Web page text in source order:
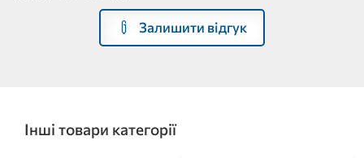
Залишити відгук
Інші товари категорії